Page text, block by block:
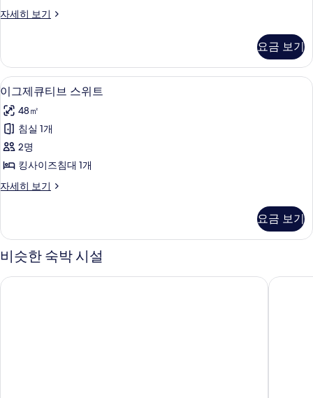
진
두
보
기
자세히 보기
슈
룸
자
세
히
보
기
요금 보기
이
그
제
큐
티
스
트
사
진
모
이그제큐티브 스위트 | 필로우탑 침대,
7
이그제큐티브 스위트
48㎡
침실 1개
2명
킹사이즈침대 1개
자세히 보기
이
티
브
스
트
요금 보기
비슷한 숙박 시설
시뷰 노퍽 아일랜드 파노라